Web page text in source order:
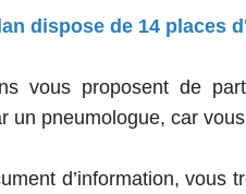
dispose de 14 places
vous proposent de
un pneumologue, car
d’information, vous